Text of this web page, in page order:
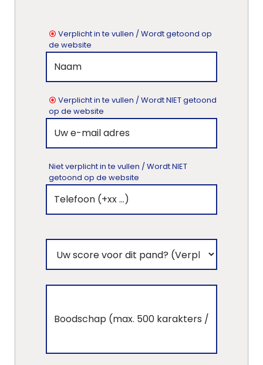
Verplicht in te vullen / Wordt getoond op
de website
Verplicht in te vullen / Wordt NIET getoond
op de website
Niet verplicht in te vullen / Wordt NIET
getoond op de website